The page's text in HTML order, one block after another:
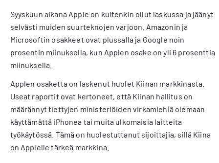
Syyskuun aikana Apple on kuitenkin ollut laskussa ja jäänyt
selvästi muiden suurteknojen varjoon. Amazonin ja
Microsoftin osakkeet ovat plussalla ja Google noin
prosentin miinuksella, kun Applen osake on yli 6 prosenttia
miinuksella.
Applen osaketta on laskenut huolet Kiinan markkinasta.
Useat raportit ovat kertoneet, että Kiinan hallitus on
määrännyt tiettyjen ministeriöiden virkamiehiä olemaan
käyttämättä iPhonea tai muita ulkomaisia laitteita
työkäytössä. Tämä on huolestuttanut sijoittajia, sillä Kiina
on Applelle tärkeä markkina.